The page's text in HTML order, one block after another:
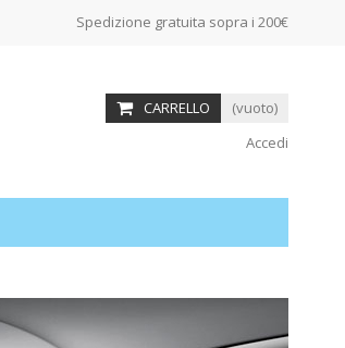
Spedizione gratuita sopra i 200€
CARRELLO
(vuoto)
Accedi